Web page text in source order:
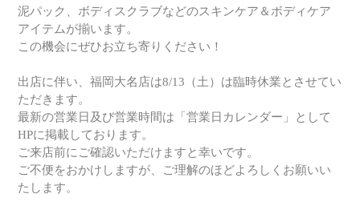
泥パック、ボディスクラブなどのスキンケア＆ボディケア
アイテムが揃います。
この機会にぜひお立ち寄りください！
出店に伴い、福岡大名店は8/13（土）は臨時休業とさせてい
ただきます。
最新の営業日及び営業時間は「営業日カレンダー」として
HPに掲載しております。
ご来店前にご確認いただけますと幸いです。
ご不便をおかけしますが、ご理解のほどよろしくお願いい
たします。